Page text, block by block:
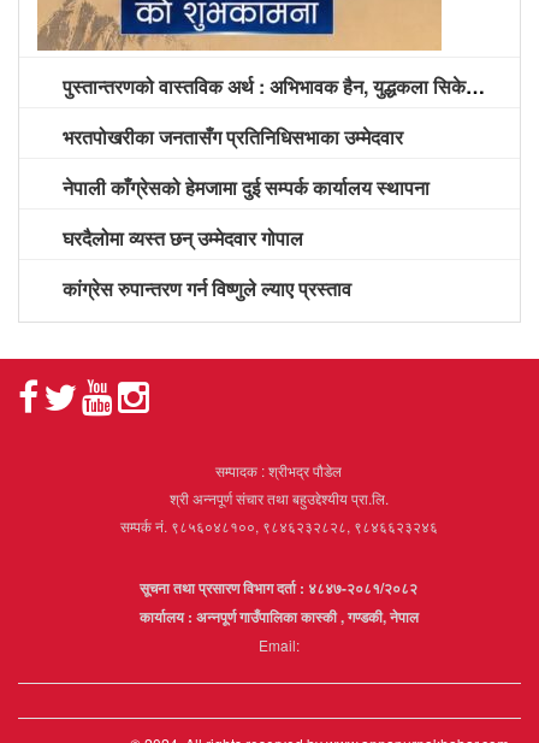
पुस्तान्तरणको वास्तविक अर्थ : अभिभावक हैन, युद्धकला सिकेको पुस्तालाई अग्रपंक्ति दिने समय
भरतपोखरीका जनतासँग प्रतिनिधिसभाका उम्मेदवार
नेपाली काँग्रेसको हेमजामा दुई सम्पर्क कार्यालय स्थापना
घरदैलोमा व्यस्त छन् उम्मेदवार गोपाल
कांग्रेस रुपान्तरण गर्न विष्णुले ल्याए प्रस्ताव
सम्पादक : श्रीभद्र पौडेल
श्री अन्नपूर्ण संचार तथा बहुउद्देश्यीय प्रा.लि.
सम्पर्क नं. ९८५६०४८१००, ९८४६२३२८२८, ९८४६६२३२४६
सूचना तथा प्रसारण विभाग दर्ता : ४८४७-२०८१/२०८२
कार्यालय : अन्नपूर्ण गाउँपालिका कास्की , गण्डकी, नेपाल
Email: